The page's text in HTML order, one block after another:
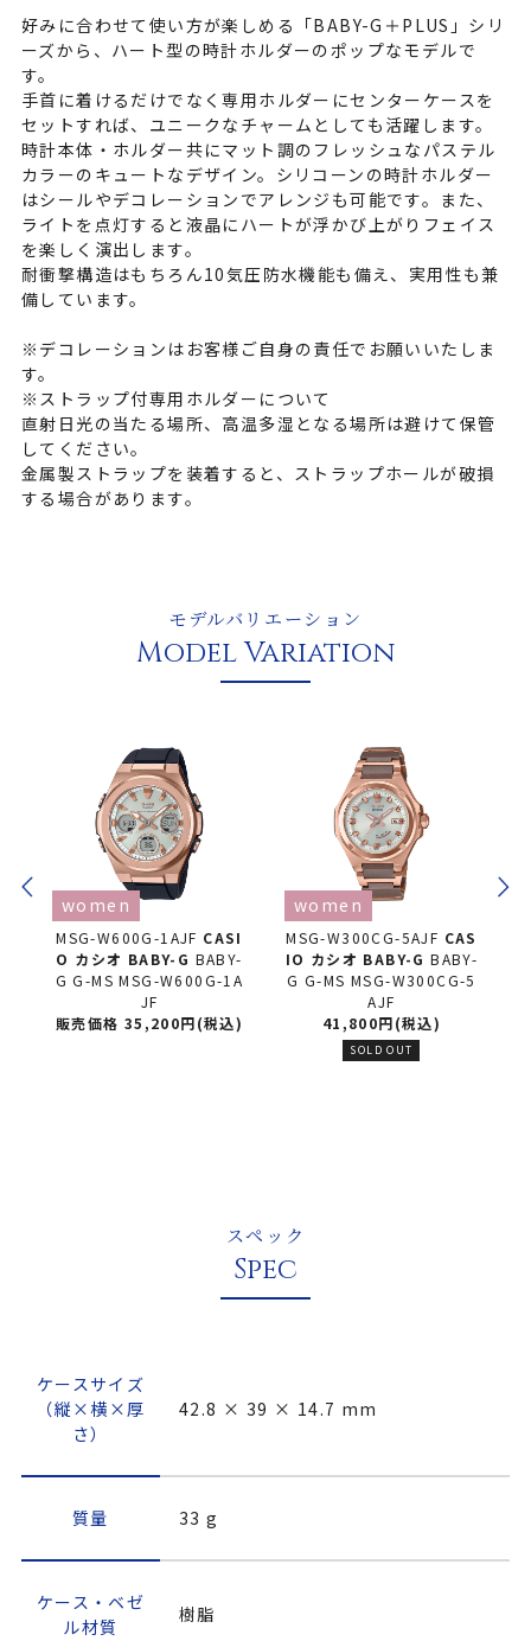
好みに合わせて使い方が楽しめる「BABY-G＋PLUS」シリ
ーズから、ハート型の時計ホルダーのポップなモデルで
す。
手首に着けるだけでなく専用ホルダーにセンターケースを
セットすれば、ユニークなチャームとしても活躍します。
時計本体・ホルダー共にマット調のフレッシュなパステル
カラーのキュートなデザイン。シリコーンの時計ホルダー
はシールやデコレーションでアレンジも可能です。また、
ライトを点灯すると液晶にハートが浮かび上がりフェイス
を楽しく演出します。
耐衝撃構造はもちろん10気圧防水機能も備え、実用性も兼
備しています。
※デコレーションはお客様ご自身の責任でお願いいたしま
す。
※ストラップ付専用ホルダーについて
直射日光の当たる場所、高温多湿となる場所は避けて保管
してください。
金属製ストラップを装着すると、ストラップホールが破損
する場合があります。
モデルバリエーション
Model Variation
MSG-W600G-1AJF CASI
O カシオ BABY-G BABY-
G G-MS MSG-W600G-1A
JF
women
販売価格 35,200円(税込)
MSG-W300CG-5AJF CAS
IO カシオ BABY-GBABY-
G G-MS MSG-W300CG-5
AJF
women
41,800円(税込)
SOLD OUT
スペック
Spec
ケースサイズ
（縦×横×厚
さ）
42.8 × 39 × 14.7 mm
質量 33 g
ケース・ベゼ
ル材質
樹脂